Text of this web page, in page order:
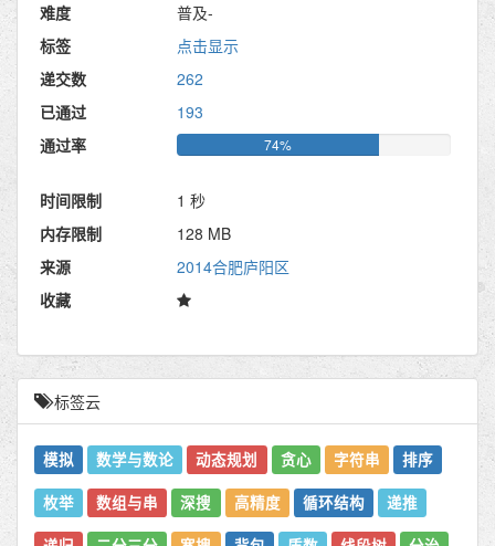
难度
普及-
标签
点击显示
递交数
262
已通过
193
通过率
74%
时间限制
1 秒
内存限制
128 MB
来源
2014合肥庐阳区
收藏
标签云
模拟 数学与数论 动态规划 贪心 字符串 排序
枚举 数组与串 深搜 高精度 循环结构 递推